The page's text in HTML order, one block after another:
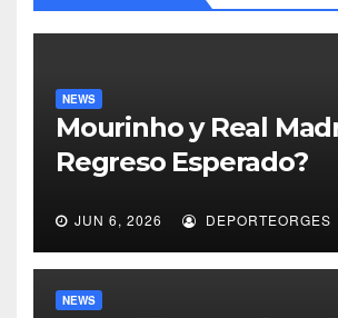
NEWS
Mourinho y Real
Regreso Esperado?
JUN 6, 2026 DEPORTEORGES
NEWS